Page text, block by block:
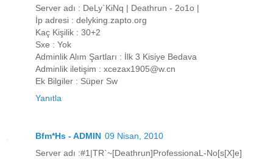
Server adı : DeLy`KiNq | Deathrun - 2o1o |
İp adresi : delyking.zapto.org
Kaç Kişilik : 30+2
Sxe : Yok
Adminlik Alım Şartları : İlk 3 Kisiye Bedava
Adminlik iletişim : xcezax1905@w.cn
Ek Bilgiler : Süper Sw
Yanıtla
Bfm*Hs - ADMIN 09 Nisan, 2010
Server adı :#1|TR`~[Deathrun]ProfessionaL-No[s[X]e]